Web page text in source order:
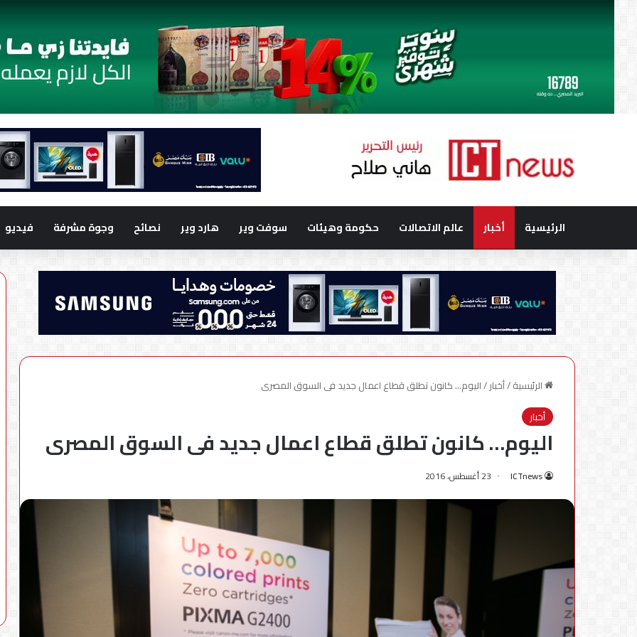
الرئيسية أخبار عالم الاتصالات حكومة وهيئات سوفت وير هارد وير نصائح وجوة مشرفة فيديو
الرئيسية/أخبار/اليوم… كانون تطلق قطاع اعمال جديد فى السوق المصرى
أخبار
اليوم… كانون تطلق قطاع اعمال جديد فى السوق المصرى
ICTnews 23 أغسطس، 2016